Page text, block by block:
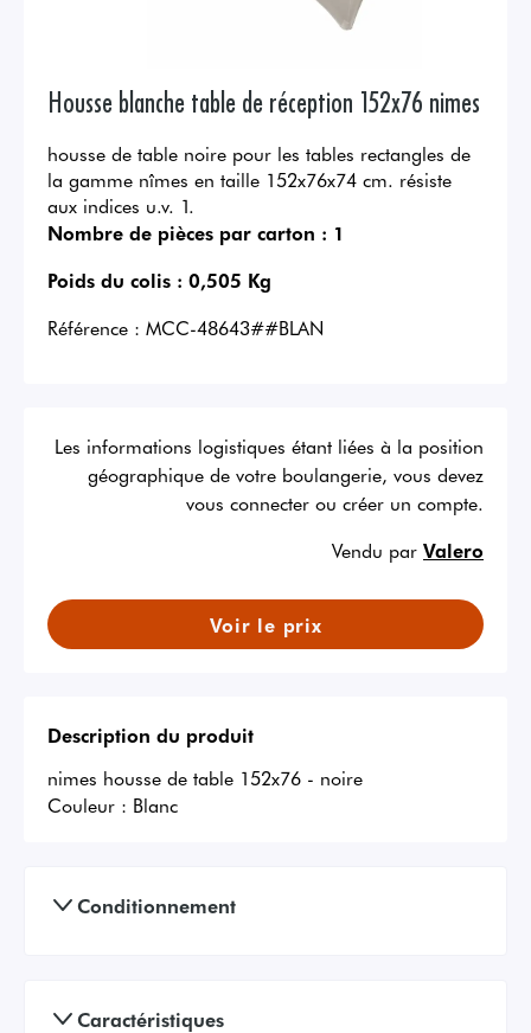
Housse blanche table de réception 152x76 nimes
housse de table noire pour les tables rectangles de
la gamme nîmes en taille 152x76x74 cm. résiste
aux indices u.v. 1.
Nombre de pièces par carton : 1
Poids du colis : 0,505 Kg
Référence : MCC-48643##BLAN
Les informations logistiques étant liées à la position
géographique de votre boulangerie, vous devez
vous connecter ou créer un compte.
Vendu par Valero
Voir le prix
Description du produit
nimes housse de table 152x76 - noire
Couleur : Blanc
Conditionnement
Caractéristiques